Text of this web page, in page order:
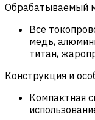
Обрабатываемый
Все
медь,
титан,
Конструкция и
Компактная